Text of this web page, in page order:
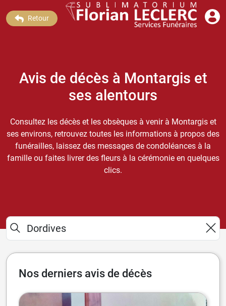
Retour
Avis de décès à Montargis et
ses alentours
Consultez les décès et les obsèques à venir à Montargis et
ses environs, retrouvez toutes les informations à propos des
funérailles, laissez des messages de condoléances à la
famille ou faites livrer des fleurs à la cérémonie en quelques
clics.
Nos derniers avis de décès